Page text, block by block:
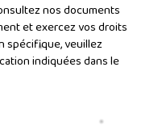
nos documents
et exercez vos droits
spécifique, veuillez
indiquées dans le